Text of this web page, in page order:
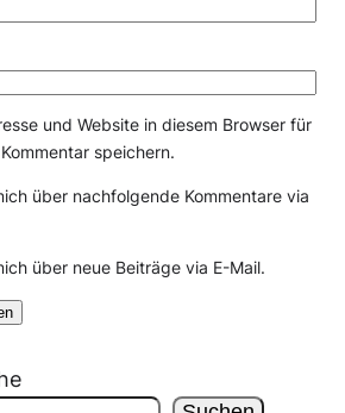
und Website in diesem Browser für
speichern.
über nachfolgende Kommentare via
über neue Beiträge via E-Mail.